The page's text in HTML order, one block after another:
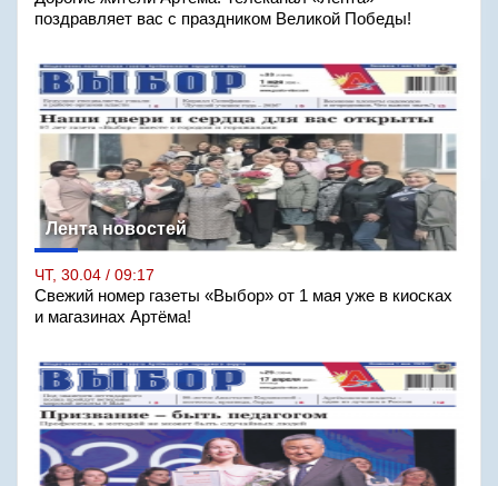
поздравляет вас с праздником Великой Победы!
Лента новостей
ЧТ, 30.04 / 09:17
Свежий номер газеты «Выбор» от 1 мая уже в киосках
и магазинах Артёма!